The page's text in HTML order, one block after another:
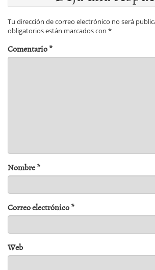
Tu dirección de correo electrónico no será
obligatorios están marcados con *
Comentario*
Nombre*
Correo electrónico*
Web